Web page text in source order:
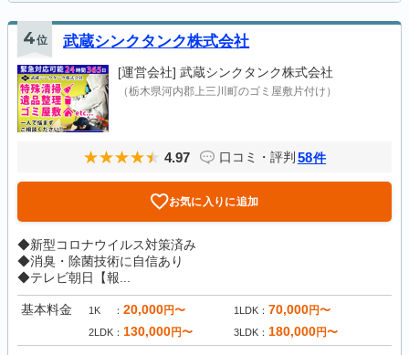
4位 武蔵シンクタンク株式会社
[運営会社] 武蔵シンクタンク株式会社
（栃木県河内郡上三川町のゴミ屋敷片付け）
4.97 口コミ・評判 58件
お気に入りに追加
◆新型コロナウイルス対策済み
◆消臭・除菌技術に自信あり
◆テレビ朝日【報...
基本料金 1K 20,000円〜 1LDK 70,000円〜
2LDK 130,000円〜 3LDK 180,000円〜